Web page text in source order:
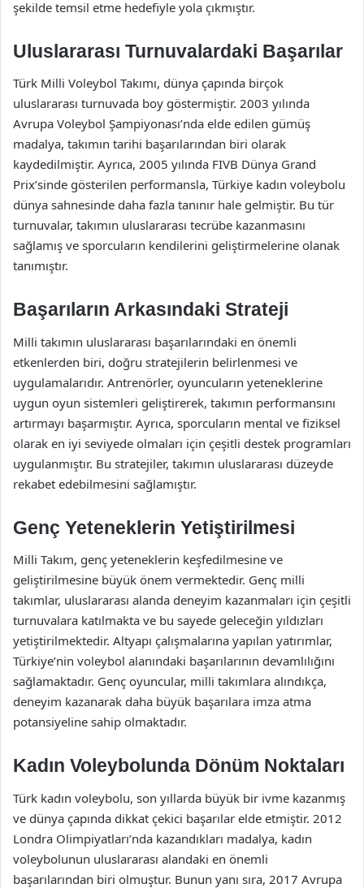
şekilde temsil etme hedefiyle yola çıkmıştır.
Uluslararası Turnuvalardaki Başarılar
Türk Milli Voleybol Takımı, dünya çapında birçok
uluslararası turnuvada boy göstermiştir. 2003 yılında
Avrupa Voleybol Şampiyonası’nda elde edilen gümüş
madalya, takımın tarihi başarılarından biri olarak
kaydedilmiştir. Ayrıca, 2005 yılında FIVB Dünya Grand
Prix’sinde gösterilen performansla, Türkiye kadın voleybolu
dünya sahnesinde daha fazla tanınır hale gelmiştir. Bu tür
turnuvalar, takımın uluslararası tecrübe kazanmasını
sağlamış ve sporcuların kendilerini geliştirmelerine olanak
tanımıştır.
Başarıların Arkasındaki Strateji
Milli takımın uluslararası başarılarındaki en önemli
etkenlerden biri, doğru stratejilerin belirlenmesi ve
uygulamalarıdır. Antrenörler, oyuncuların yeteneklerine
uygun oyun sistemleri geliştirerek, takımın performansını
artırmayı başarmıştır. Ayrıca, sporcuların mental ve fiziksel
olarak en iyi seviyede olmaları için çeşitli destek programları
uygulanmıştır. Bu stratejiler, takımın uluslararası düzeyde
rekabet edebilmesini sağlamıştır.
Genç Yeteneklerin Yetiştirilmesi
Milli Takım, genç yeteneklerin keşfedilmesine ve
geliştirilmesine büyük önem vermektedir. Genç milli
takımlar, uluslararası alanda deneyim kazanmaları için çeşitli
turnuvalara katılmakta ve bu sayede geleceğin yıldızları
yetiştirilmektedir. Altyapı çalışmalarına yapılan yatırımlar,
Türkiye’nin voleybol alanındaki başarılarının devamlılığını
sağlamaktadır. Genç oyuncular, milli takımlara alındıkça,
deneyim kazanarak daha büyük başarılara imza atma
potansiyeline sahip olmaktadır.
Kadın Voleybolunda Dönüm Noktaları
Türk kadın voleybolu, son yıllarda büyük bir ivme kazanmış
ve dünya çapında dikkat çekici başarılar elde etmiştir. 2012
Londra Olimpiyatları’nda kazandıkları madalya, kadın
voleybolunun uluslararası alandaki en önemli
başarılarından biri olmuştur. Bunun yanı sıra, 2017 Avrupa